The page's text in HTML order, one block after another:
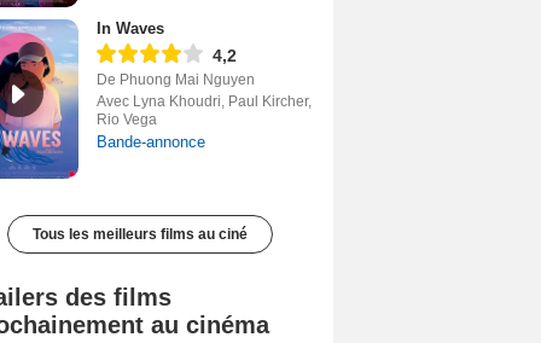
In Waves
4,2
De Phuong Mai Nguyen
Avec Lyna Khoudri, Paul Kircher,
Rio Vega
Bande-annonce
Tous les meilleurs films au ciné
des films
au cinéma
Tombé du ciel Bande-annonce VF La fin d’Oak Street Bande-annonce VO STFR